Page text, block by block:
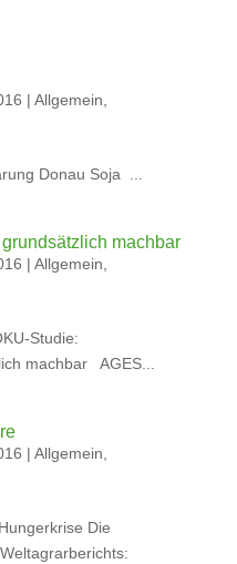
| Allgemein
Donau Soja ...
grundsätzlich machbar
| Allgemein
Studie:
machbar AGES...
| Allgemein
Die